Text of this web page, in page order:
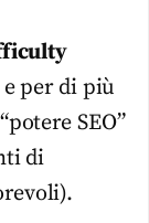
per di più
SEO”
di